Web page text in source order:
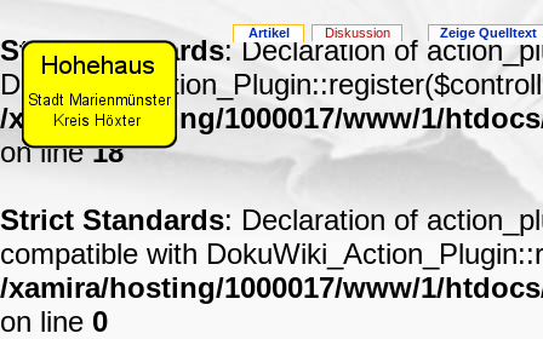
Strict Standards: Declaration of
/xamira/hosting/1000017/www/1/
on line18
Strict Standards: Declaration of
compatible with
/xamira/hosting/1000017/www/1/
on line 0
Artikel Diskussion Zeige Quelltext